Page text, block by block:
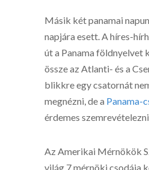
Másik két panamai
napjára esett. A híres-
út a Panama földnyelvet
össze az Atlanti- és a
blikkre egy csatornát
megnézni, de a Panama-
érdemes
Az Amerikai Mérnökök
világ 7 mérnöki csodája